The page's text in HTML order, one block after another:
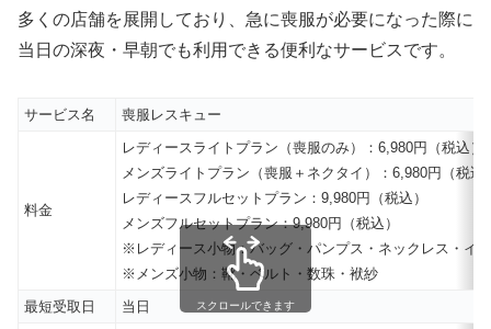
多くの店舗を展開しており、急に喪服が必要になった際に
当日の深夜・早朝でも利用できる便利なサービスです。
サービス名 喪服レスキュー
料金
レディースライトプラン（喪服のみ）：6,980円（税込）
メンズライトプラン（喪服＋ネクタイ）：6,980円（税込
レディースフルセットプラン：9,980円（税込）
メンズフルセットプラン：9,980円（税込）
※レディース小物：バッグ・パンプス・ネックレス・イ
※メンズ小物：靴・ベルト・数珠・袱紗
最短受取日
当日 スクロールできます